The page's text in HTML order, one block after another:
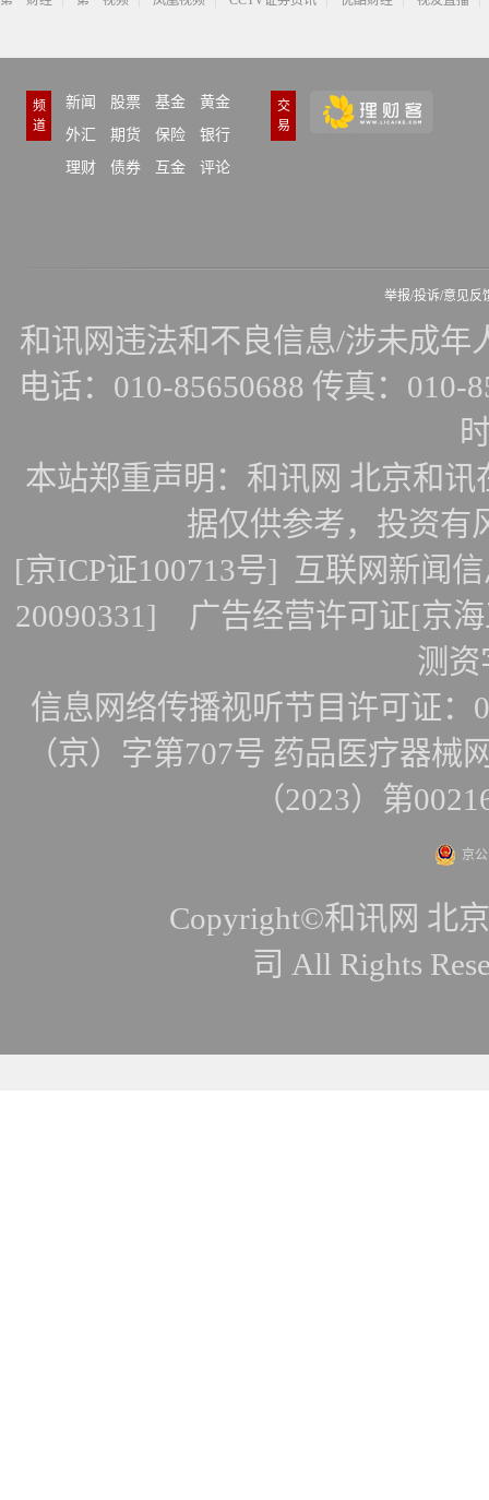
频
道
新闻 股票 基金
黄金
外汇
期货 保险
银行
理财
债券 互金 评论
交
易
举报/投诉/意见反
和讯网违法和不良信息/涉未成年
电话：010-85650688 传真：010-
本站郑重声明：和讯网 北京和
据仅供参考，投资有
[京ICP证100713号] 互联网新闻
20090331] 广告经营许可证[京
测资
信息网络传播视听节目许可证：
（京）字第707号 药品医疗器械
（2023）第
京
Copyright©和讯网 北
司 All Rights